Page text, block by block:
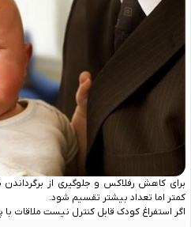
برای کاهش رفلاکس و جلوگیری از
کمتر اما تعداد بیشتر تقسیم شود.
اگر استفراغ کودک قابل کنترل نیست